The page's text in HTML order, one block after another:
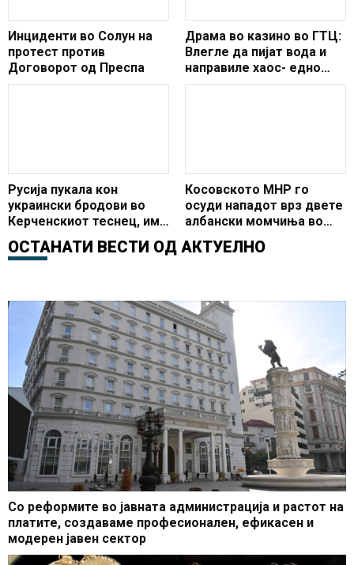
Инциденти во Солун на
протест против
Договорот од Преспа
Драма во казино во ГТЦ:
Влегле да пијат вода и
направиле хаос- едно
лице повредено
Русија пукала кон
украински бродови во
Керченскиот теснец, има
и повредени
Косовското МНР го
осуди нападот врз двете
албански момчиња во
Нови Сад
ОСТАНАТИ ВЕСТИ ОД АКТУЕЛНО
Со реформите во јавната администрација и растот на
платите, создаваме професионален, ефикасен и
модерен јавен сектор